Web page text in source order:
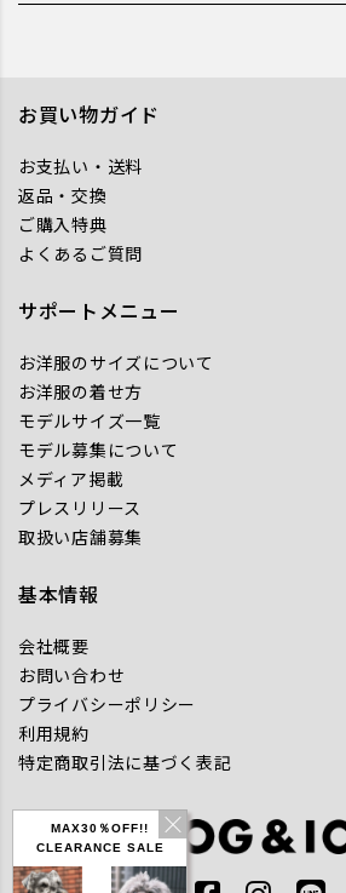
MAX30％OFF!!
CLEARANCE SALE
お買い物ガイド
お支払い・送料
返品・交換
ご購入特典
よくあるご質問
サポートメニュー
お洋服のサイズについて
お洋服の着せ方
モデルサイズ一覧
モデル募集について
メディア掲載
プレスリリース
取扱い店舗募集
基本情報
会社概要
お問い合わせ
プライバシーポリシー
利用規約
特定商取引法に基づく表記